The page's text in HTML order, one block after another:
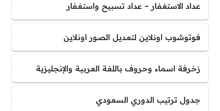
عداد الاستغفار – عداد تسبيح واستغفار
فوتوشوب اونلاين لتعديل الصور اونلاين
زخرفة اسماء وحروف باللغة العربية والإنجليزية
جدول ترتيب الدوري السعودي